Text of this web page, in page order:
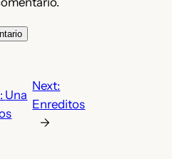
Una
Next:
Enreditos
→